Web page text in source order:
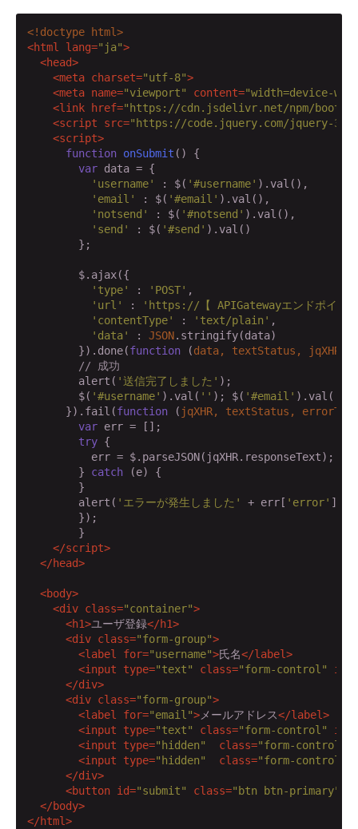
<!doctype html>
<html lang="ja">
<head>
<meta charset="utf-8">
<meta name="viewport" content="width=device-
<link href="https://cdn.jsdelivr.net/npm/
<script src="https://code.jquery.com/jquery-
<script>
function onSubmit ( ) {
var data = {
'username'
: $( '#username' ).val(),
'email'
: $( '#email' ).val(),
'notsend'
: $( '#notsend' ).val(),
'send'
: $( '#send' ).val()
        };
        $.ajax({
'type'
: 'POST' ,
'url'
:
'https://【 APIGatewayエンドポイ
'contentType'
: 'text/plain' ,
'data'
: JSON.stringify(data)
        }).done(
function (data, textStatus, jqXHR
// 成功
        alert(
'送信完了しました' );
        $(
'#username' ).val( '' ); $( '#email' ).val(
      }).fail(
function ( jqXHR, textStatus,
var err = [];
try {
          err = $.parseJSON(jqXHR.responseText);
        }
catch (e) {
        }
        alert(
'エラーが発生しました' + err[ 'error' ]);
        });
        }
</script>
</head>
<body>
<div class="container">
<h1>ユーザ登録</h1>
<div class="form-group">
<label for="username">氏名</label>
<input type="text" class="form-control" id
</div>
<div class="form-group">
<label for="email">メールアドレス</label>
<input type="text" class="form-control" id
<input type="hidden" class="form-control"
<input type="hidden" class="form-control"
</div>
<button id="submit" class="btn btn-primary"
</body>
</html>